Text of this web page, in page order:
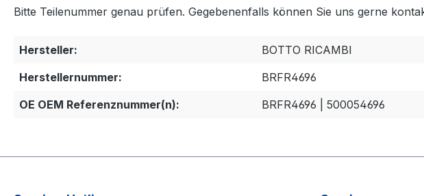
Bitte Teilenummer genau prüfen. Gegebenenfalls können Sie uns gerne
Hersteller:
BOTTO RICAMBI
Herstellernummer:
BRFR4696
OE OEM Referenznummer(n):
BRFR4696 | 500054696